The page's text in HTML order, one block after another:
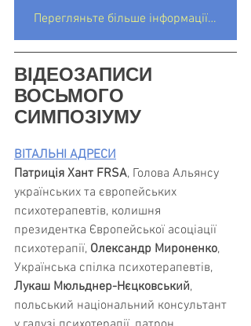
Перегляньте більше інформації про Альянс українських та європейських психотерапевтів
ВІДЕОЗАПИСИ
ВОСЬМОГО
СИМПОЗІУМУ
ВІТАЛЬНІ АДРЕСИ
Патриція Хант FRSA, Голова Альянсу
українських та європейських
психотерапевтів, колишня
президентка Європейської асоціації
психотерапії, Олександр Мироненко,
Українська спілка психотерапевтів,
Лукаш Мюльднер-Нєцковський,
польський національний консультант